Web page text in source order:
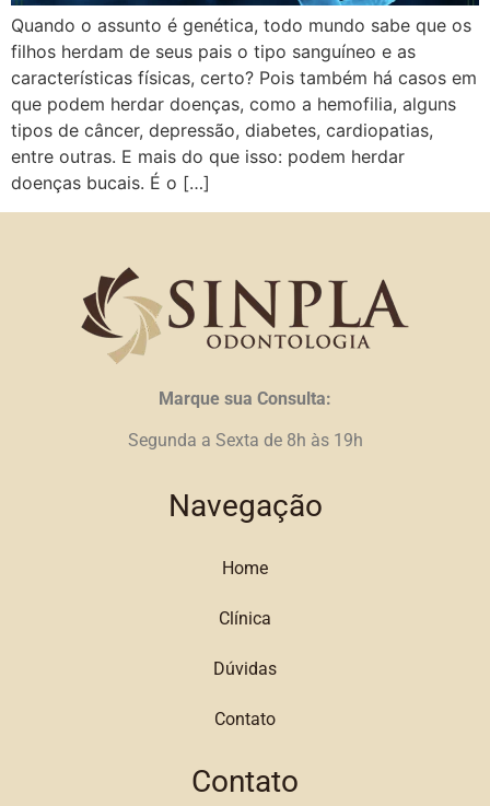
Quando o assunto é genética, todo mundo sabe que os
filhos herdam de seus pais o tipo sanguíneo e as
características físicas, certo? Pois também há casos em
que podem herdar doenças, como a hemofilia, alguns
tipos de câncer, depressão, diabetes, cardiopatias,
entre outras. E mais do que isso: podem herdar
doenças bucais. É o […]
Marque sua Consulta:
Segunda a Sexta de 8h às 19h
Navegação
Home
Clínica
Dúvidas
Contato
Contato